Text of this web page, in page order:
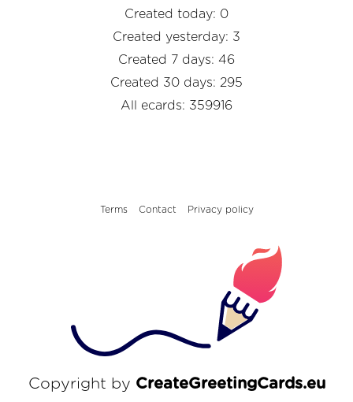
Created today: 0
Created yesterday: 3
Created 7 days: 46
Created 30 days: 295
All ecards: 359916
Terms Contact Privacy policy
Copyright by CreateGreetingCards.eu